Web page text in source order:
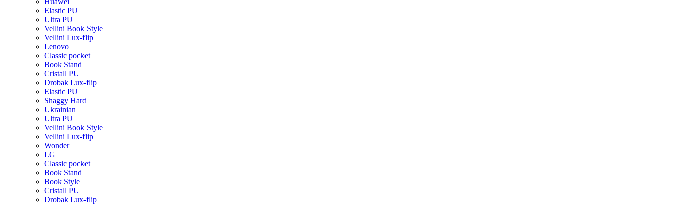
Elastic PU
Ultra PU
Vellini Book Style
Vellini Lux-flip
Lenovo
Classic pocket
Book Stand
Cristall PU
Drobak Lux-flip
Elastic PU
Shaggy Hard
Ukrainian
Ultra PU
Vellini Book Style
Vellini Lux-flip
Wonder
LG
Classic pocket
Book Stand
Book Style
Cristall PU
Drobak Lux-flip